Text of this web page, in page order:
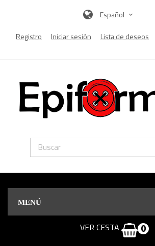
Español
Registro Iniciar sesión Lista de deseos
MENÚ
VER CESTA 0